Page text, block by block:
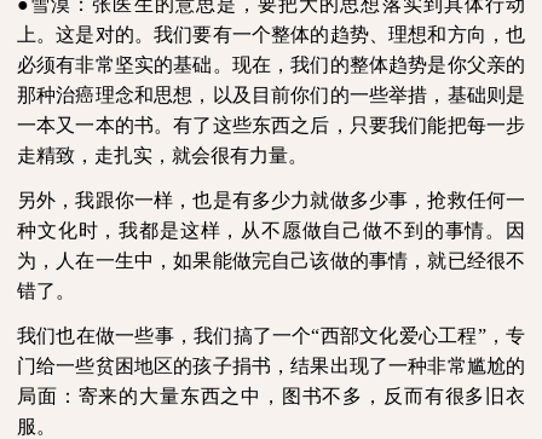
●雪漠：张医生的意思是，要把大的思想落实到具体行动
上。这是对的。我们要有一个整体的趋势、理想和方向，也
必须有非常坚实的基础。现在，我们的整体趋势是你父亲的
那种治癌理念和思想，以及目前你们的一些举措，基础则是
一本又一本的书。有了这些东西之后，只要我们能把每一步
走精致，走扎实，就会很有力量。
另外，我跟你一样，也是有多少力就做多少事，抢救任何一
种文化时，我都是这样，从不愿做自己做不到的事情。因
为，人在一生中，如果能做完自己该做的事情，就已经很不
错了。
我们也在做一些事，我们搞了一个“西部文化爱心工程”，专
门给一些贫困地区的孩子捐书，结果出现了一种非常尴尬的
局面：寄来的大量东西之中，图书不多，反而有很多旧衣
服。